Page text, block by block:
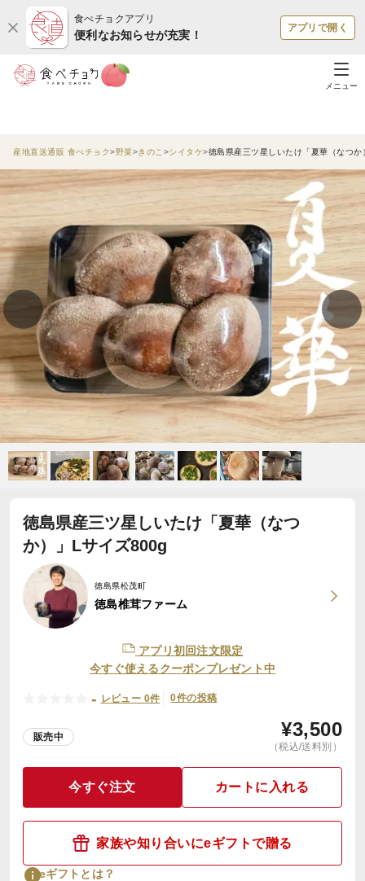
食べチョクアプリ
便利なお知らせが充実！
アプリで開く
メニュー
産地直送通販 食べチョク 野菜 きのこ シイタケ 徳島県産三ツ星しいたけ「夏華（なつ
徳島県産三ツ星しいたけ「夏華（なつ
か）」Lサイズ800g
徳島県松茂町
徳島椎茸ファーム
アプリ初回注文限定
今すぐ使えるクーポンプレゼント中
- レビュー 0件 0件の投稿
販売中 ¥3,500
（税込/送料別）
今すぐ注文 カートに入れる
家族や知り合いにeギフトで贈る
eギフトとは？